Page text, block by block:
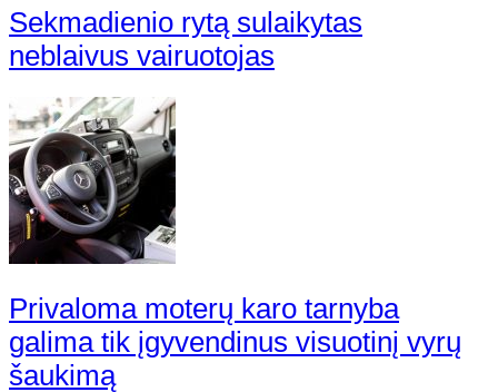
Sekmadienio rytą sulaikytas
neblaivus vairuotojas
Privaloma moterų karo tarnyba
galima tik įgyvendinus visuotinį vyrų
šaukimą